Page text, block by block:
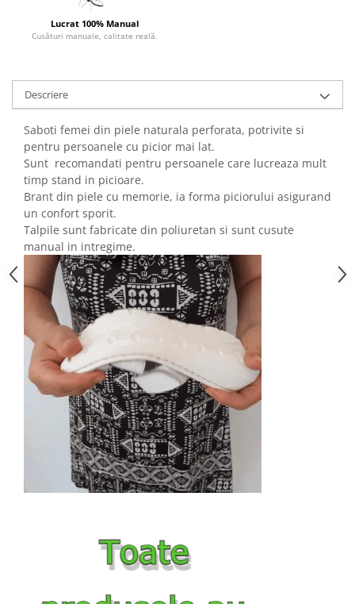
Lucrat 100% Manual
Cusături manuale, calitate reală.
Descriere
Saboti femei din piele naturala perforata, potrivite si
pentru persoanele cu picior mai lat.
Sunt recomandati pentru persoanele care lucreaza mult
timp stand in picioare.
Brant din piele cu memorie, ia forma piciorului asigurand
un confort sporit.
Talpile sunt fabricate din poliuretan si sunt cusute
manual in intregime.